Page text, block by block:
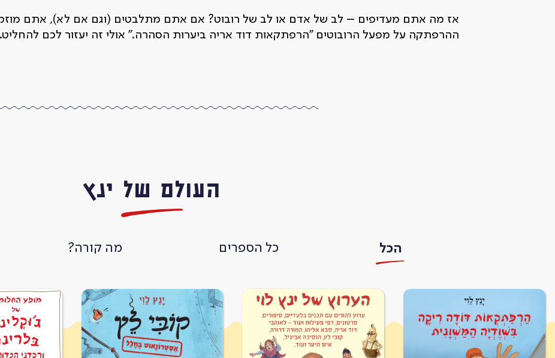
אז מה אתם מעדיפים – לב של אדם או לב של רובוט? אם אתם מתלבטים (וגם אם לא), אתם
ההרפתקה על מפעל הרובוטים "הרפתקאות דוד אריה ביערות הסהרה." אולי זה יעזור לכם להחליט.
העולם של ינץ
הכל כל הספרים מה קורה?